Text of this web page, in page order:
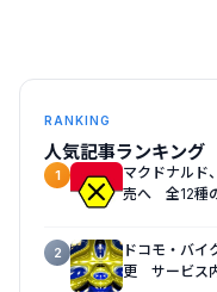
RANKING
人気記事ランキング
1
マクドナルド
売へ 全12種
2
ドコモ・バイ
更 サービス